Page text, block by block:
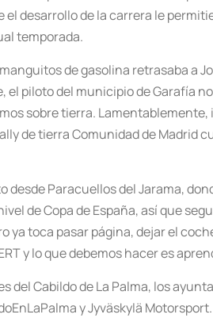
desarrollo de la carrera le
temporada.
de gasolina retrasaba a
piloto del municipio de Garafía
sobre tierra.
de tierra Comunidad de Madrid
desde Paracuellos del Jarama,
de Copa de España, así que
ya toca pasar página, dejar el
y lo que debemos hacer es
del Cabildo de La Palma, los
y Jyväskylä Motorsport.